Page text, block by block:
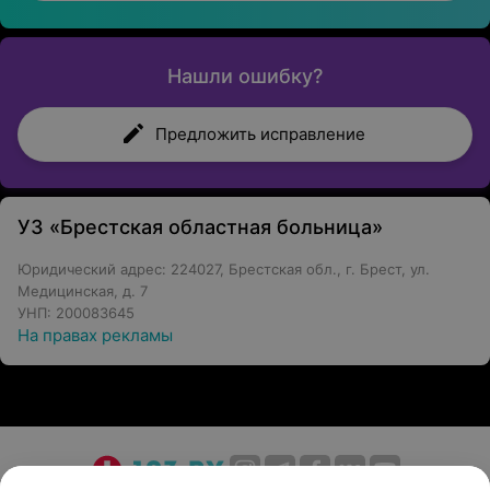
Нашли ошибку?
Предложить исправление
УЗ «Брестская областная больница»
Юридический адрес: 224027, Брестская обл., г. Брест, ул.
Медицинская, д. 7
УНП: 200083645
На правах рекламы